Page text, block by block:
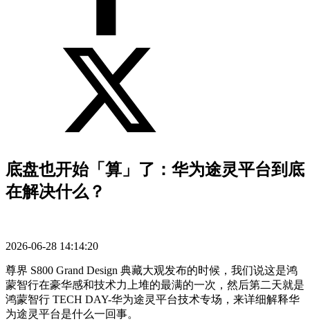
底盘也开始「算」了：华为途灵平台到底
在解决什么？
2026-06-28 14:14:20
尊界 S800 Grand Design 典藏大观发布的时候，我们说这是鸿
蒙智行在豪华感和技术力上堆的最满的一次，然后第二天就是
鸿蒙智行 TECH DAY-华为途灵平台技术专场，来详细解释华
为途灵平台是什么一回事。